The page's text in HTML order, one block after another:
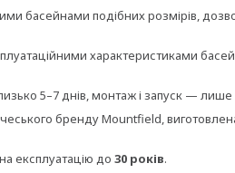
басейнами подібних розмірів,
характеристиками
5–7 днів, монтаж і запуск — лише
бренду Mountfield,
експлуатацію до 30 років.